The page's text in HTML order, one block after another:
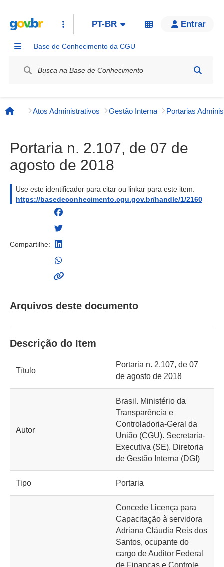
PT-BR Entrar
Base de Conhecimento da CGU
Página inicial
Atos Administrativos Gestão Interna
Portaria n. 2.107, de 07 de
agosto de 2018
Use este identificador para citar ou linkar para este item:
https://basedeconhecimento.cgu.gov.br/handle/1/2160
Compartilhe:
Arquivos deste documento
Descrição do Item
Título
Portaria n. 2.107, de 07
de agosto de 2018
Autor
Brasil. Ministério da
Transparência e
Controladoria-Geral da
União (CGU). Secretaria-
Executiva (SE). Diretoria
de Gestão Interna (DGI)
Tipo Portaria
Concede Licença para
Capacitação à servidora
Adriana Cláudia Reis dos
Santos, ocupante do
cargo de Auditor Federal
de Finanças e Controle